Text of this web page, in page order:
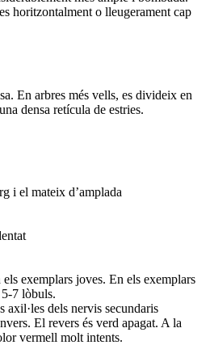
horitzontalment o lleugerament cap
En arbres més vells, es divideix en
densa retícula de estries.
i el mateix d’amplada
exemplars joves. En els exemplars
7 lòbuls.
axil·les dels nervis secundaris
El revers és verd apagat. A la
vermell molt intents.